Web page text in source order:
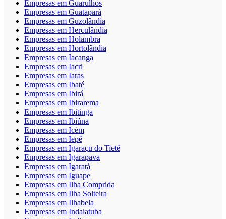
Empresas em Guarulhos
Empresas em Guatapará
Empresas em Guzolândia
Empresas em Herculândia
Empresas em Holambra
Empresas em Hortolândia
Empresas em Iacanga
Empresas em Iacri
Empresas em Iaras
Empresas em Ibaté
Empresas em Ibirá
Empresas em Ibirarema
Empresas em Ibitinga
Empresas em Ibiúna
Empresas em Icém
Empresas em Iepê
Empresas em Igaraçu do Tietê
Empresas em Igarapava
Empresas em Igaratá
Empresas em Iguape
Empresas em Ilha Comprida
Empresas em Ilha Solteira
Empresas em Ilhabela
Empresas em Indaiatuba